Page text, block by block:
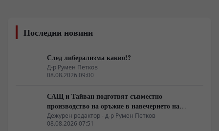
Последни новини
След либерализма какво!?
Д-р Румен Петков
08.08.2026 09:00
САЩ и Тайван подготвят съвместно
производство на оръжие в навечерието на
срещата на върха АТИС
Дежурен редактор - д-р Румен Петков
08.08.2026 07:51